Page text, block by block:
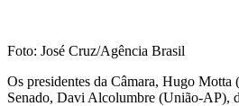
Foto: José Cruz/Agência Brasil
Os presidentes da Câmara, Hugo Motta
Senado, Davi Alcolumbre (União-AP),